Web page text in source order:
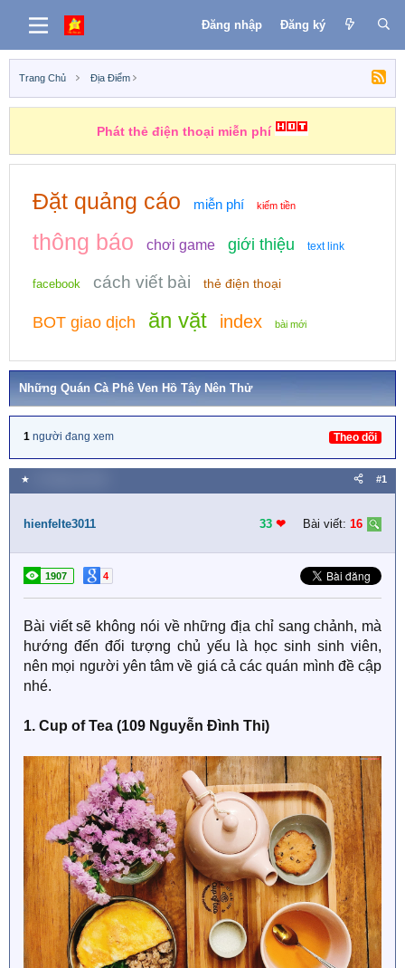
Đăng nhập Đăng ký
Trang Chủ Địa Điểm
Phát thẻ điện thoại miễn phí
Đặt quảng cáo miễn phí kiếm tiền
thông báo chơi game giới thiệu text link
facebook cách viết bài thẻ điện thoại
BOT giao dịch ăn vặt index bài mới
Những Quán Cà Phê Ven Hồ Tây Nên Thử
1 người đang xem Theo dõi
★ #1
hienfelte3011 33 ❤︎ Bài viết: 16
1907 4
Bài viết sẽ không nói về những địa chỉ sang chảnh, mà
hướng đến đối tượng chủ yếu là học sinh sinh viên,
nên mọi người yên tâm về giá cả các quán mình đề cập
nhé.
1. Cup of Tea (109 Nguyễn Đình Thi)